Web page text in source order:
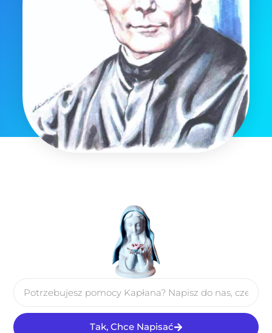
Tak, Chce Napisać